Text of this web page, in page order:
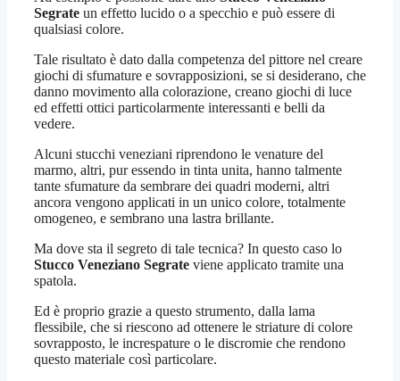
Segrate un effetto lucido o a specchio e può essere di
qualsiasi colore.
Tale risultato è dato dalla competenza del pittore nel creare
giochi di sfumature e sovrapposizioni, se si desiderano, che
danno movimento alla colorazione, creano giochi di luce
ed effetti ottici particolarmente interessanti e belli da
vedere.
Alcuni stucchi veneziani riprendono le venature del
marmo, altri, pur essendo in tinta unita, hanno talmente
tante sfumature da sembrare dei quadri moderni, altri
ancora vengono applicati in un unico colore, totalmente
omogeneo, e sembrano una lastra brillante.
Ma dove sta il segreto di tale tecnica? In questo caso lo
Stucco Veneziano Segrate viene applicato tramite una
spatola.
Ed è proprio grazie a questo strumento, dalla lama
flessibile, che si riescono ad ottenere le striature di colore
sovrapposto, le increspature o le discromie che rendono
questo materiale così particolare.